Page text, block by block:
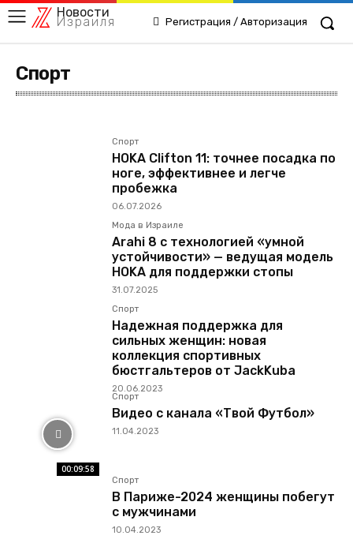
Новости
Израиля Регистрация / Авторизация
Спорт
Спорт
HOKA Clifton 11: точнее посадка по
ноге, эффективнее и легче
пробежка
06.07.2026
Мода в Израиле
Arahi 8 c технологией «умной
устойчивости» — ведущая модель
HOKA для поддержки стопы
31.07.2025
Спорт
Надежная поддержка для
сильных женщин: новая
коллекция спортивных
бюстгальтеров от JackKuba
20.06.2023
00:09:58
Спорт
Видео с канала «Твой Футбол»
11.04.2023
Спорт
В Париже-2024 женщины побегут
с мужчинами
10.04.2023